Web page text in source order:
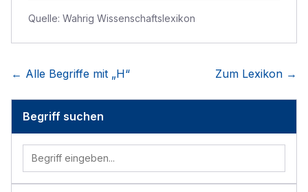
Quelle: Wahrig Wissenschaftslexikon
← Alle Begriffe mit „H“ Zum Lexikon →
Begriff suchen